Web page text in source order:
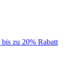
zu 20% Rabatt